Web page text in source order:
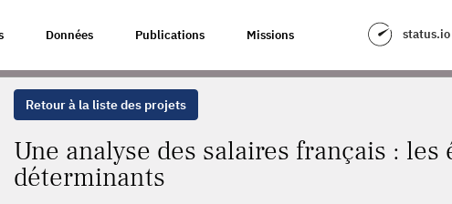
Données Publications Missions status.io
FRANÇAIS : LES ÉVOLUTIONS ET LEURS DÉTERMINANTS
Retour à la liste des projets
Une analyse des salaires français :
déterminants